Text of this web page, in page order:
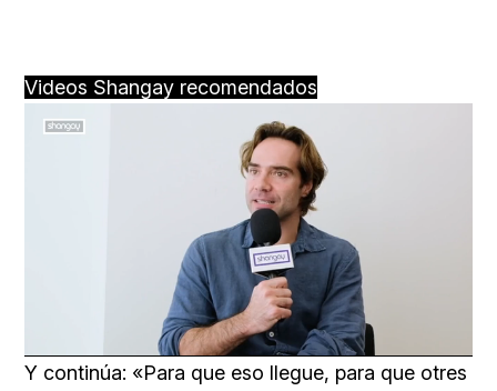
Videos Shangay recomendados
Unmute Loaded:
41.11%
Y continúa: «Para que eso llegue, para que otres